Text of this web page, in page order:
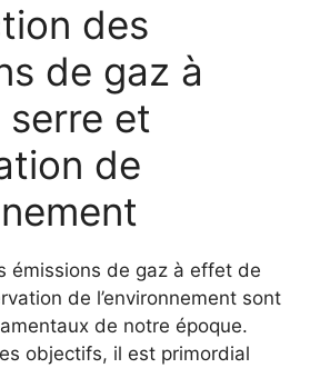
des
de​ gaz à
et
de⁤
émissions ​de gaz ​à effet de
de l’environnement sont
de‌ notre époque.
⁢objectifs, il est primordial